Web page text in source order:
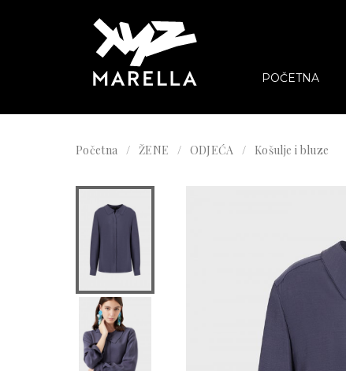
POČETNA
Početna ŽENE ODJEĆA Košulje i bluze